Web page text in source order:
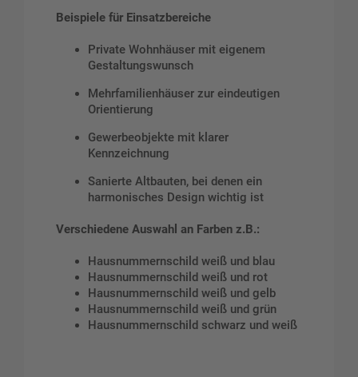
Beispiele für Einsatzbereiche
Private Wohnhäuser mit eigenem
Gestaltungswunsch
Mehrfamilienhäuser zur eindeutigen
Orientierung
Gewerbeobjekte mit klarer
Kennzeichnung
Sanierte Altbauten, bei denen ein
harmonisches Design wichtig ist
Verschiedene Auswahl an Farben z.B.:
Hausnummernschild weiß und blau
Hausnummernschild weiß und rot
Hausnummernschild weiß und gelb
Hausnummernschild weiß und grün
Hausnummernschild schwarz und weiß